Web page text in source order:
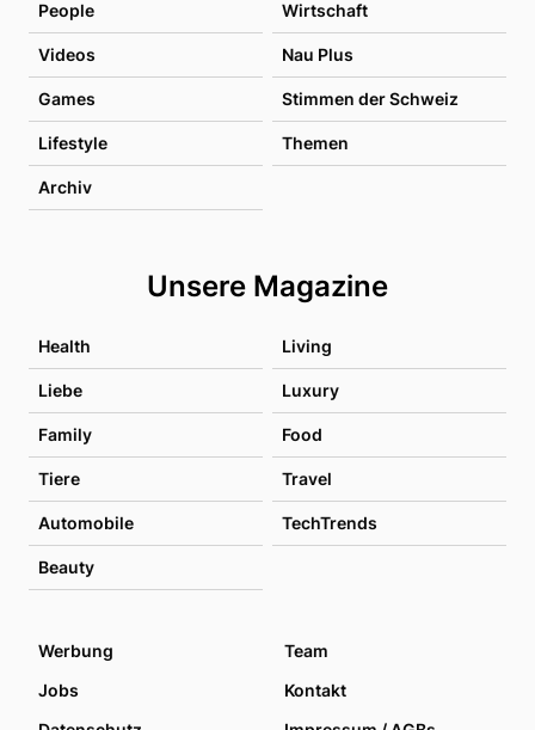
People Wirtschaft
Videos Nau Plus
Games Stimmen der Schweiz
Lifestyle Themen
Archiv
Unsere Magazine
Health Living
Liebe Luxury
Family Food
Tiere Travel
Automobile TechTrends
Beauty
Werbung
Team
Jobs
Kontakt